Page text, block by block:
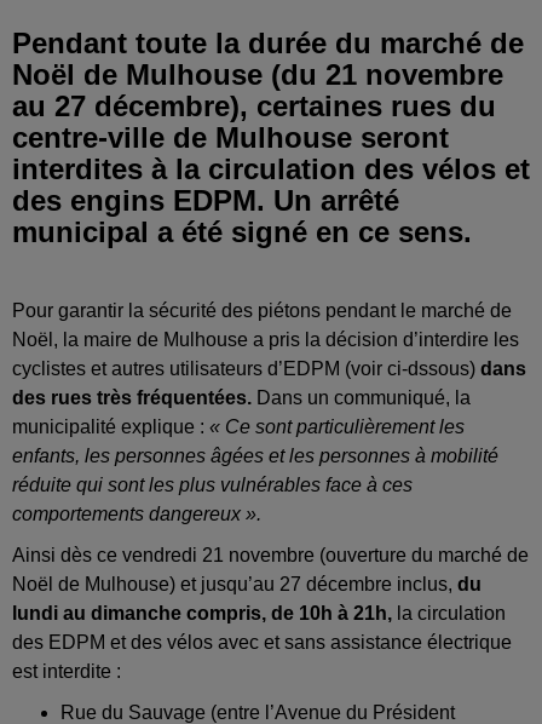
Pendant toute la durée du marché de
Noël de Mulhouse (du 21 novembre
au 27 décembre), certaines rues du
centre-ville de Mulhouse seront
interdites à la circulation des vélos et
des engins EDPM. Un arrêté
municipal a été signé en ce sens.
Pour garantir la sécurité des piétons pendant le marché de
Noël, la maire de Mulhouse a pris la décision d’interdire les
cyclistes et autres utilisateurs d’EDPM (voir ci-dssous) dans
des rues très fréquentées. Dans un communiqué, la
municipalité explique : « Ce sont particulièrement les
enfants, les personnes âgées et les personnes à mobilité
réduite qui sont les plus vulnérables face à ces
comportements dangereux ».
Ainsi dès ce vendredi 21 novembre (ouverture du marché de
Noël de Mulhouse) et jusqu’au 27 décembre inclus, du
lundi au dimanche compris, de 10h à 21h, la circulation
des EDPM et des vélos avec et sans assistance électrique
est interdite :
Rue du Sauvage (entre l’Avenue du Président